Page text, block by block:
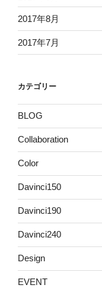
2017年8月
2017年7月
カテゴリー
BLOG
Collaboration
Color
Davinci150
Davinci190
Davinci240
Design
EVENT